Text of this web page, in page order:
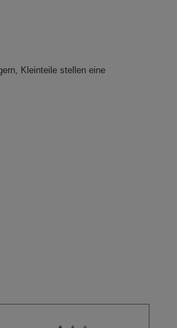
Kleinteile stellen eine